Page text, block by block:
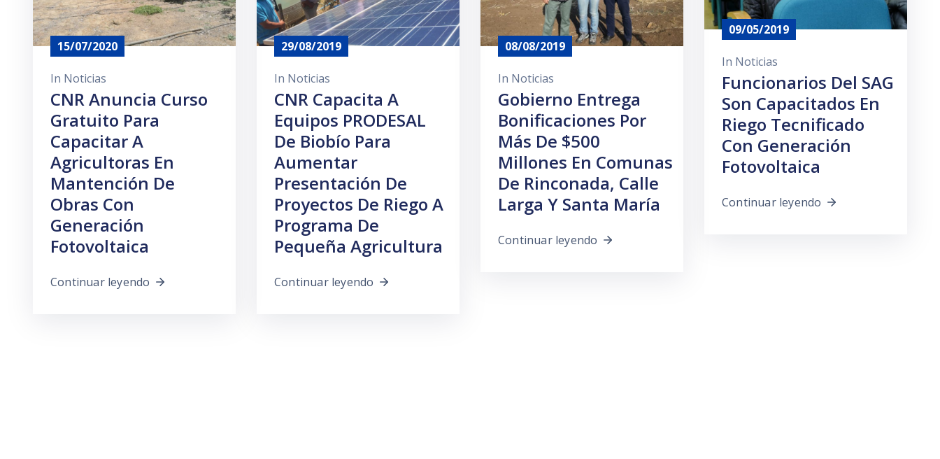
15/07/2020
In Noticias
CNR Anuncia Curso
Gratuito Para
Capacitar A
Agricultoras En
Mantención De
Obras Con
Generación
Fotovoltaica
Continuar leyendo
29/08/2019
In Noticias
CNR Capacita A
Equipos PRODESAL
De Biobío Para
Aumentar
Presentación De
Proyectos De Riego A
Programa De
Pequeña Agricultura
Continuar leyendo
08/08/2019
In Noticias
Gobierno Entrega
Bonificaciones Por
Más De $500
Millones En Comunas
De Rinconada, Calle
Larga Y Santa María
Continuar leyendo
09/05/2019
In Noticias
Funcionarios Del SAG
Son Capacitados En
Riego Tecnificado
Con Generación
Fotovoltaica
Continuar leyendo